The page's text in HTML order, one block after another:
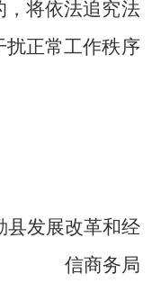
，将依法追究法
扰正常工作秩序
县发展改革和经
信商务局